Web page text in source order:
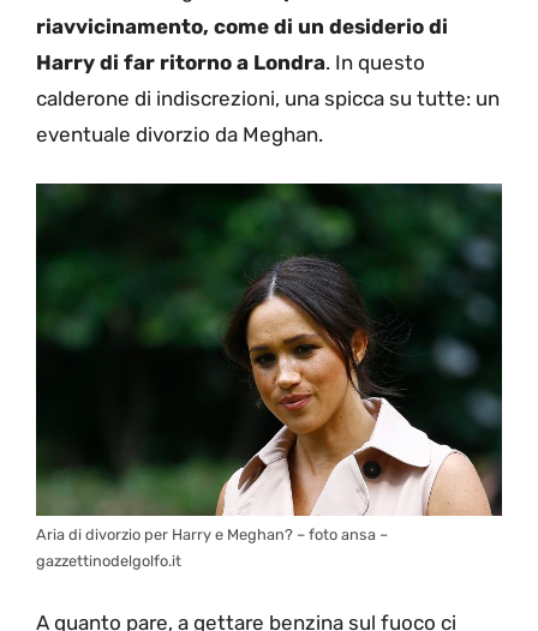
riavvicinamento, come di un desiderio di
Harry di far ritorno a Londra. In questo
calderone di indiscrezioni, una spicca su tutte: un
eventuale divorzio da Meghan.
Aria di divorzio per Harry e Meghan? – foto ansa –
gazzettinodelgolfo.it
A quanto pare, a gettare benzina sul fuoco ci